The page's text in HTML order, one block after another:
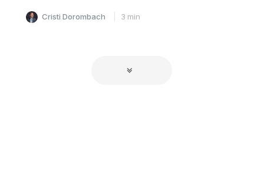
Cristi Dorombach 3 min